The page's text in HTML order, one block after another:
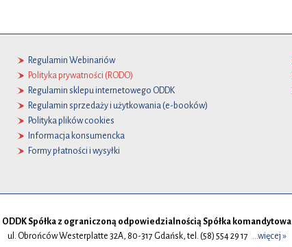
Regulamin Webinariów
Polityka prywatności (RODO)
Regulamin sklepu internetowego ODDK
Regulamin sprzedaży i użytkowania (e-booków)
Polityka plików cookies
Informacja konsumencka
Formy płatności i wysyłki
ODDK Spółka z ograniczoną odpowiedzialnością Spółka komandytowa
ul. Obrońców Westerplatte 32A, 80-317 Gdańsk, tel. (58) 554 29 17
...więcej »